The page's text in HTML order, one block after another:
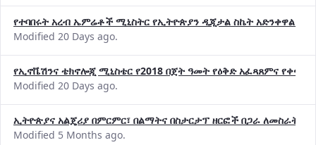
የተባበሩት አረብ ኤምሬቶች ሚኒስትር የኢትዮጵያን ዲጂታል ስኬት አድንቀዋል
Modified 20 Days ago.
የኢኖቬሽንና ቴክኖሎጂ ሚኒስቴር የ2018 በጀት ዓመት የዕቅድ አፈጻጸምና
Modified 20 Days ago.
ኢትዮጵያና አልጄሪያ በምርምር፣ በልማትና በስታርታፕ ዘርፎች በጋራ ለመስራት
Modified 5 Months ago.